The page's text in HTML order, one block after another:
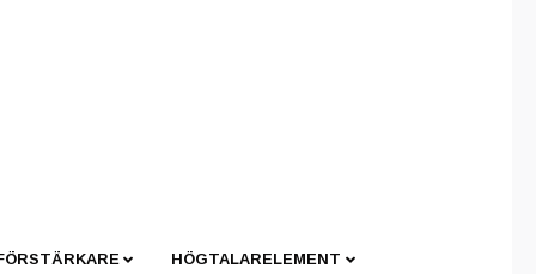
HÖGTALARELEMENT